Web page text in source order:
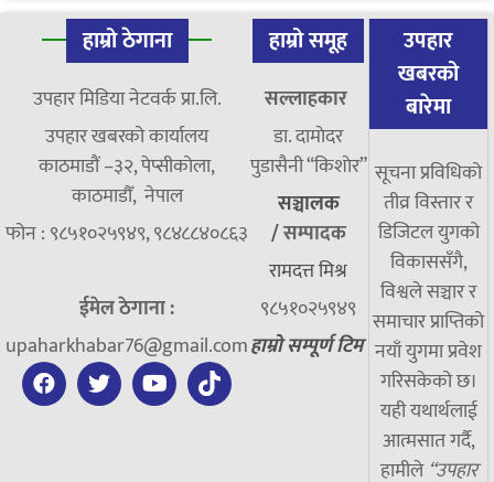
हाम्रो ठेगाना
उपहार मिडिया नेटवर्क प्रा.लि.
उपहार खबरको कार्यालय
काठमाडौं –३२, पेप्सीकोला,
काठमाडौँ, नेपाल
फोन : ९८५१०२५९४९, ९८४८८४०८६३
ईमेल ठेगाना :
upaharkhabar76@gmail.com
हाम्रो समूह
सल्लाहकार
डा. दामाेदर
पुडासैनी “किशाेर”
सञ्चालक
/सम्पादक
रामदत्त मिश्र
९८५१०२५९४९
हाम्रो सम्पूर्ण टिम
उपहार
खबरको
बारेमा
सूचना प्रविधिको
तीव्र विस्तार र
डिजिटल युगको
विकाससँगै,
विश्वले सञ्चार र
समाचार प्राप्तिको
नयाँ युगमा प्रवेश
गरिसकेको छ।
यही यथार्थलाई
आत्मसात गर्दै,
हामीले “उपहार